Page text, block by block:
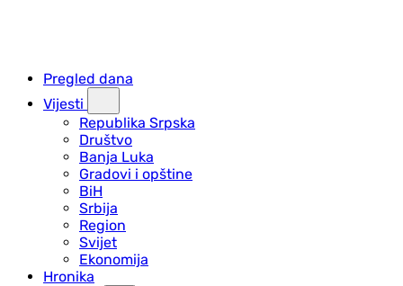
Pregled dana
Vijesti
Republika Srpska
Društvo
Banja Luka
Gradovi i opštine
BiH
Srbija
Region
Svijet
Ekonomija
Hronika